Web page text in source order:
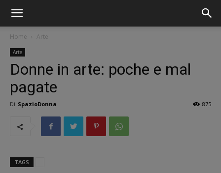
Home Arte
Arte
Donne in arte: poche e mal
pagate
Di SpazioDonna 875
TAGS